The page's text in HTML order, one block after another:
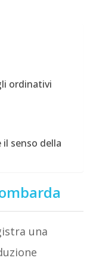
ordinativi
senso della
una